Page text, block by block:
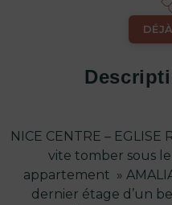
NICE CENTRE – EGLISE
vite tomber sous
appartement »
dernier étage d’un